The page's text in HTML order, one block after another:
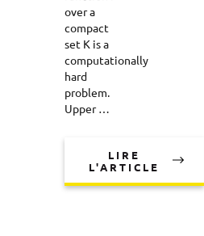
over a
compact
set K is a
computationally
hard
problem.
Upper …
LIRE
L'ARTICLE